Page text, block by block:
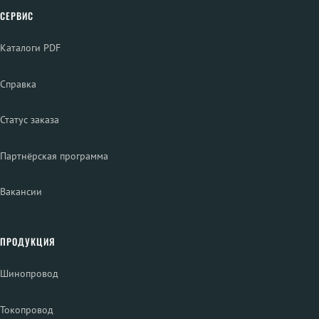
СЕРВИС
Каталоги PDF
Справка
Статус заказа
Партнёрская программа
Вакансии
ПРОДУКЦИЯ
Шинопровод
Токопровод